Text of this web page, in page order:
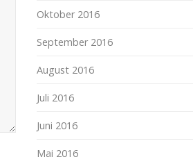
Oktober 2016
September 2016
August 2016
Juli 2016
Juni 2016
Mai 2016